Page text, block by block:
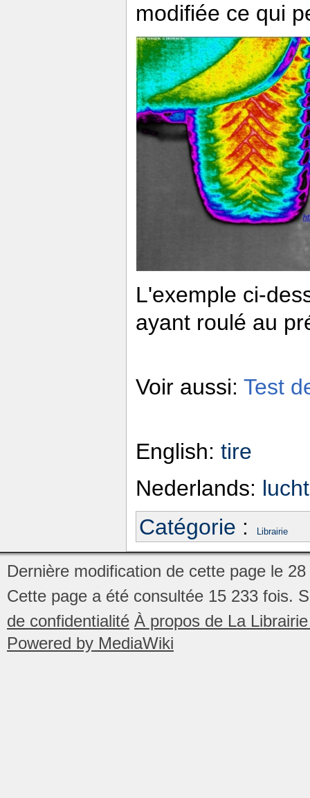
modifiée ce qui
L'exemple ci-
ayant roulé au
Voir aussi: Test
English: tire
Nederlands:
Catégorie : Librairie
Dernière modification de cette page le
Cette page a été consultée 15 233 fois.
de confidentialité À propos de La
Powered by MediaWiki